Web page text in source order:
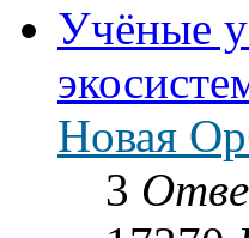
Учёные
Новая
3